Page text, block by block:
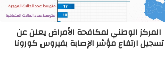
المركز الوطني لمكافحة الأمراض يعلن عن
تسجيل ارتفاع مؤشر الإصابة بفيروس كورونا